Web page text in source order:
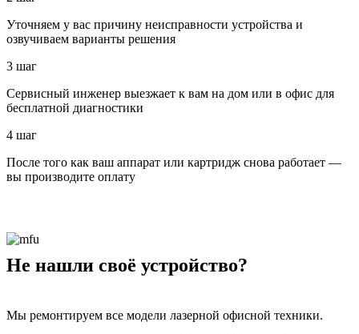
Уточняем у вас причину неисправности устройства и
озвучиваем варианты решения
3 шаг
Сервисный инженер выезжает к вам на дом или в офис для
бесплатной диагностики
4 шаг
После того как ваш аппарат или картридж снова работает —
вы производите оплату
Не нашли своё устройство?
Мы ремонтируем все модели лазерной офисной техники.